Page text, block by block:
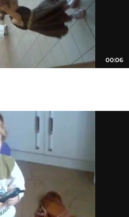
00:06